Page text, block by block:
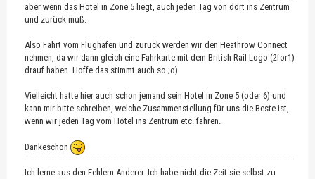
aber wenn das Hotel in Zone 5 liegt, auch jeden Tag von dort ins Zentrum
und zurück muß.
Also Fahrt vom Flughafen und zurück werden wir den Heathrow Connect
nehmen, da wir dann gleich eine Fahrkarte mit dem British Rail Logo (2for1)
drauf haben. Hoffe das stimmt auch so ;o)
Vielleicht hatte hier auch schon jemand sein Hotel in Zone 5 (oder 6) und
kann mir bitte schreiben, welche Zusammenstellung für uns die Beste ist,
wenn wir jeden Tag vom Hotel ins Zentrum etc. fahren.
Dankeschön
Ich lerne aus den Fehlern Anderer. Ich habe nicht die Zeit sie selbst zu